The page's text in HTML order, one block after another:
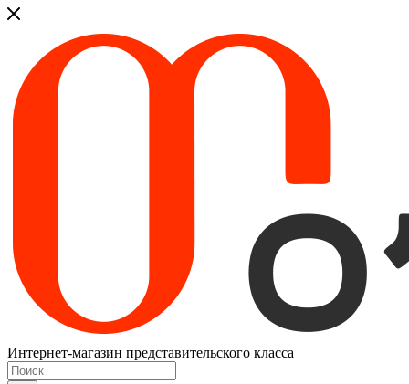
Интернет-магазин представительского класса